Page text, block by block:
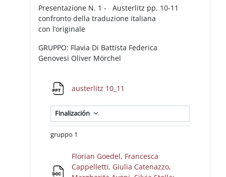
Presentazione N. 1 - Austerlitz pp. 10-11
confronto della traduzione italiana
con l’originale
GRUPPO: Flavia Di Battista Federica
Genovesi Oliver Mörchel
austerlitz 10_11
Finalización
gruppo 1
Florian Goedel, Francesca
Cappelletti, Giulia Catenazzo,